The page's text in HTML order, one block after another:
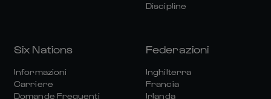
Discipline
Six Nations
Informazioni
Carriere
Domande Frequenti
Federazioni
Inghilterra
Francia
Irlanda